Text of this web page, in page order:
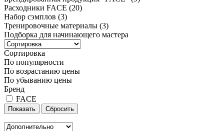
Расходники FACE (20)
Набор сэмплов (3)
Тренировочные материалы (3)
Подборка для начинающего мастера
Сортировка
По популярности
По возрастанию цены
По убыванию цены
Бренд
FACE